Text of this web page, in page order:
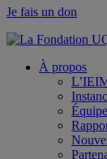
Je fais un don
À propos